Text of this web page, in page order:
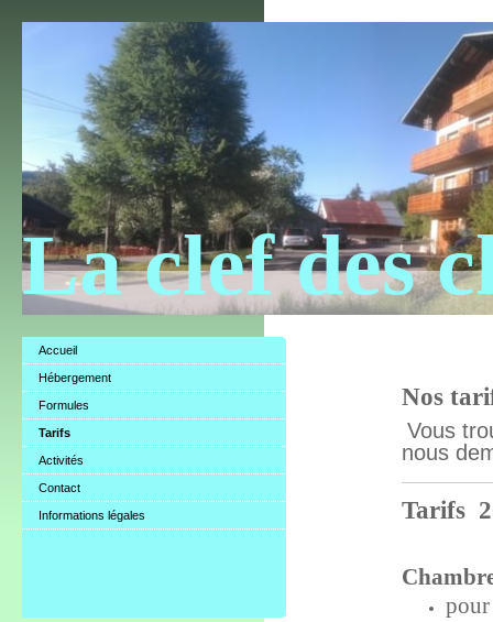
La clef des
Nos
Vous
nous
Tarifs
Accueil
Hébergement
Formules
Tarifs
Activités
Contact
Informations légales